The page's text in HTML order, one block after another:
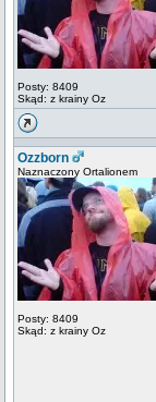
Posty: 8409
Skąd: z krainy Oz
Ozzborn
Naznaczony Ortalionem
Posty: 8409
Skąd: z krainy Oz